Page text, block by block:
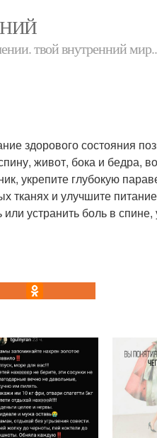
твой внутренний
здорового состояния
живот, бока и бедра,
укрепите глубокую
тканях и улучшите
устранить боль в